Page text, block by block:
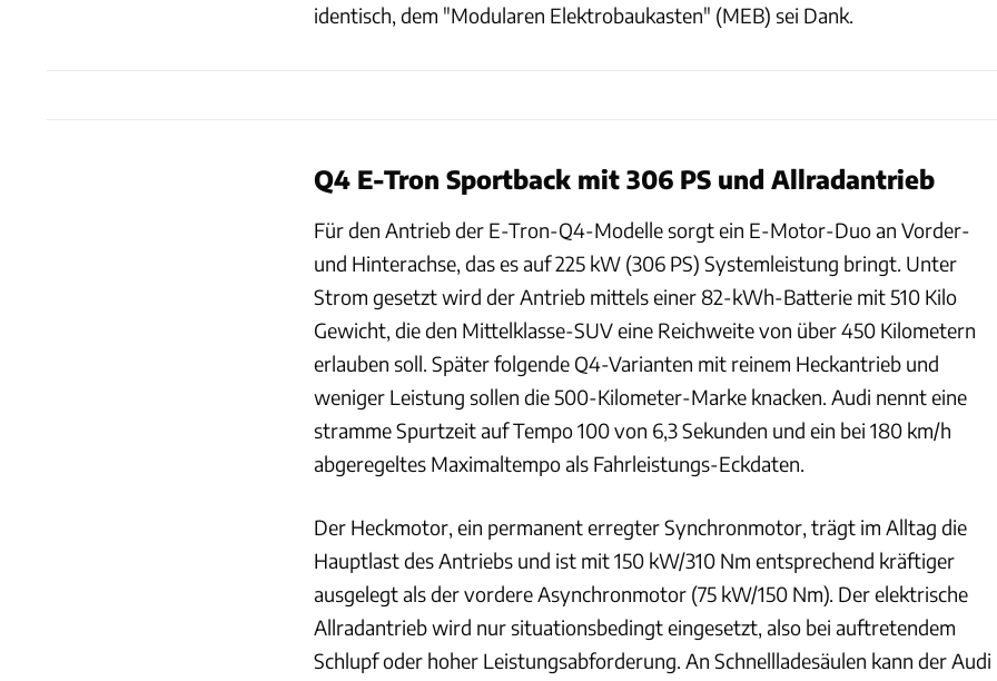
identisch, dem "Modularen Elektrobaukasten" (MEB) sei Dank.
Q4 E-Tron Sportback mit 306 PS und Allradantrieb
Für den Antrieb der E-Tron-Q4-Modelle sorgt ein E-Motor-Duo an Vorder-
und Hinterachse, das es auf 225 kW (306 PS) Systemleistung bringt. Unter
Strom gesetzt wird der Antrieb mittels einer 82-kWh-Batterie mit 510 Kilo
Gewicht, die den Mittelklasse-SUV eine Reichweite von über 450 Kilometern
erlauben soll. Später folgende Q4-Varianten mit reinem Heckantrieb und
weniger Leistung sollen die 500-Kilometer-Marke knacken. Audi nennt eine
stramme Spurtzeit auf Tempo 100 von 6,3 Sekunden und ein bei 180 km/h
abgeregeltes Maximaltempo als Fahrleistungs-Eckdaten.
Der Heckmotor, ein permanent erregter Synchronmotor, trägt im Alltag die
Hauptlast des Antriebs und ist mit 150 kW/310 Nm entsprechend kräftiger
ausgelegt als der vordere Asynchronmotor (75 kW/150 Nm). Der elektrische
Allradantrieb wird nur situationsbedingt eingesetzt, also bei auftretendem
Schlupf oder hoher Leistungsabforderung. An Schnellladesäulen kann der Audi